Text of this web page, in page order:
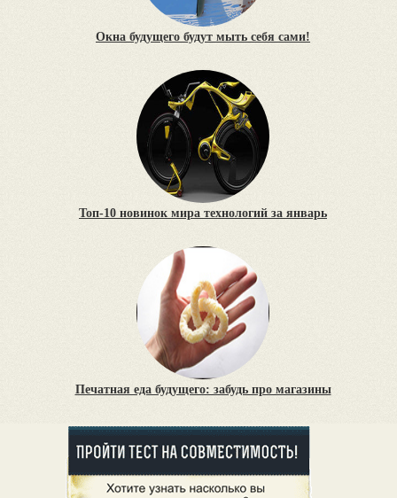
Окна будущего будут мыть себя сами!
Топ-10 новинок мира технологий за январь
Печатная еда будущего: забудь про магазины